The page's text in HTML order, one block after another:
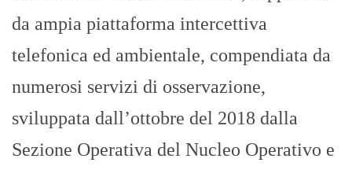
da ampia piattaforma intercettiva
telefonica ed ambientale, compendiata da
numerosi servizi di osservazione,
sviluppata dall’ottobre del 2018 dalla
Sezione Operativa del Nucleo Operativo e